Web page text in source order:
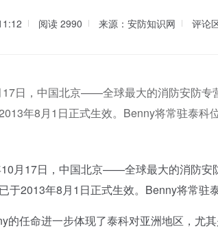
阅读 2990 来源：安防知识网 评论
日，中国北京——全球最大的消防安防专
年8月1日正式生效。Benny将常驻泰科
17日，中国北京——全球最大的消防安
于2013年8月1日正式生效。Benny将常驻
任命进一步体现了泰科对亚洲地区，尤其